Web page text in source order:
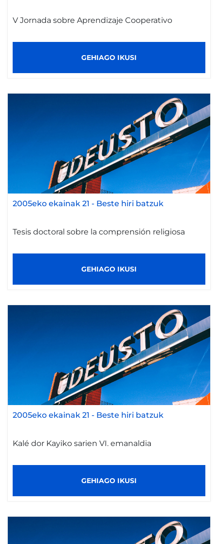
V Jornada sobre Aprendizaje Cooperativo
GEHIAGO IKUSI
2005eko ekainak 21 - Beste hiri batzuk
Tesis doctoral sobre la comprensión religiosa
GEHIAGO IKUSI
2005eko ekainak 21 - Beste hiri batzuk
Kalé dor Kayiko sarien VI. emanaldia
GEHIAGO IKUSI